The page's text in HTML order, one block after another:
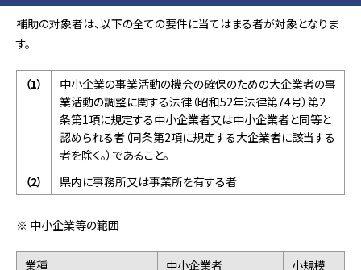
補助の対象者は、以下の全ての要件に当てはまる者が対象となりま
す。
（1）
中小企業の事業活動の機会の確保のための大企業者の事
業活動の調整に関する法律（昭和52年法律第74号）第2
条第1項に規定する中小企業者又は中小企業者と同等と
認められる者（同条第2項に規定する大企業者に該当する
者を除く。）であること。
（2）
県内に事務所又は事業所を有する者
※ 中小企業等の範囲
業種
中小企業者
小規模